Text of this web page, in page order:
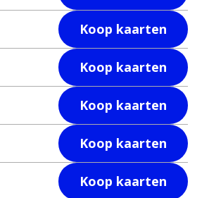
Koop kaarten
Koop kaarten
Koop kaarten
Koop kaarten
Koop kaarten